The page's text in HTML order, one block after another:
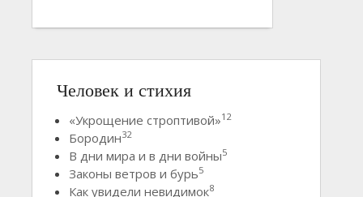
Человек и стихия
«Укрощение строптивой»12
Бородин32
В дни мира и в дни войны5
Законы ветров и бурь5
Как увидели невидимок8